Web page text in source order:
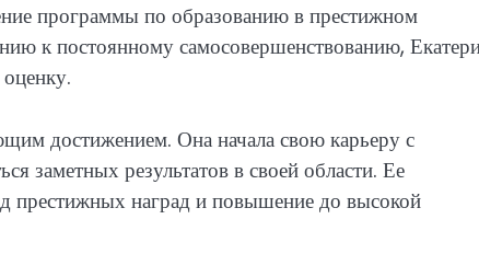
программы по образованию в престижном
к постоянному самосовершенствованию,
достижением. Она начала свою карьеру с
заметных результатов в своей области. Ее
престижных наград и повышение до высокой